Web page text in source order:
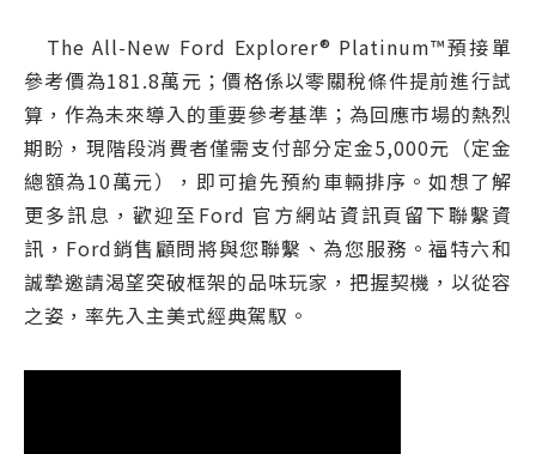
The All-New Ford Explorer® Platinum™預接單
參考價為181.8萬元；價格係以零關稅條件提前進行試
算，作為未來導入的重要參考基準；為回應市場的熱烈
期盼，現階段消費者僅需支付部分定金5,000元（定金
總額為10萬元），即可搶先預約車輛排序。如想了解
更多訊息，歡迎至Ford 官方網站資訊頁留下聯繫資
訊，Ford銷售顧問將與您聯繫、為您服務。福特六和
誠摯邀請渴望突破框架的品味玩家，把握契機，以從容
之姿，率先入主美式經典駕馭。